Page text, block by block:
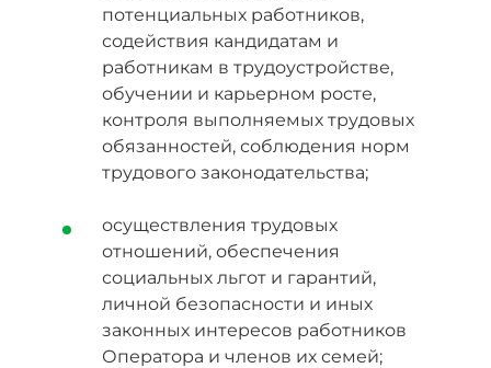
потенциальных работников,
содействия кандидатам и
работникам в трудоустройстве,
обучении и карьерном росте,
контроля выполняемых трудовых
обязанностей, соблюдения норм
трудового законодательства;
осуществления трудовых
отношений, обеспечения
социальных льгот и гарантий,
личной безопасности и иных
законных интересов работников
Оператора и членов их семей;